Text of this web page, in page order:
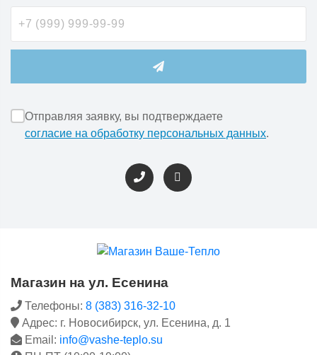
Отправляя заявку, вы подтверждаете
согласие на обработку персональных данных.
Магазин на ул. Есенина
Телефоны: 8 (383) 316-32-10
Адрес: г. Новосибирск, ул. Есенина, д. 1
Email: info@vashe-teplo.su